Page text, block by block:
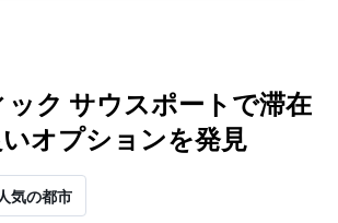
ック サウスポートで滞在
オプションを発見
気の都市